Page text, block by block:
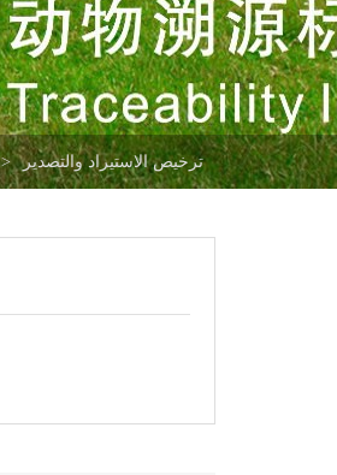
> ترخيص الاستيراد والتصدير